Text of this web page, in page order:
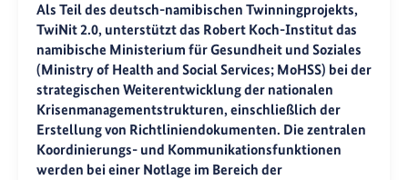
Als Teil des deutsch-namibischen Twinningprojekts,
TwiNit 2.0, unterstützt das Robert Koch-Institut das
namibische Ministerium für Gesundheit und Soziales
(Ministry of Health and Social Services; MoHSS) bei der
strategischen Weiterentwicklung der nationalen
Krisenmanagementstrukturen, einschließlich der
Erstellung von Richtliniendokumenten. Die zentralen
Koordinierungs- und Kommunikationsfunktionen
werden bei einer Notlage im Bereich der